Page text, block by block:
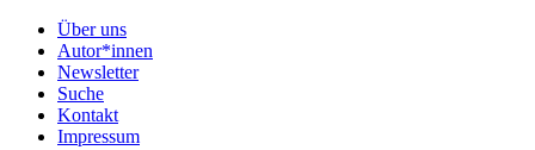
Über uns
Autor*innen
Newsletter
Suche
Kontakt
Impressum